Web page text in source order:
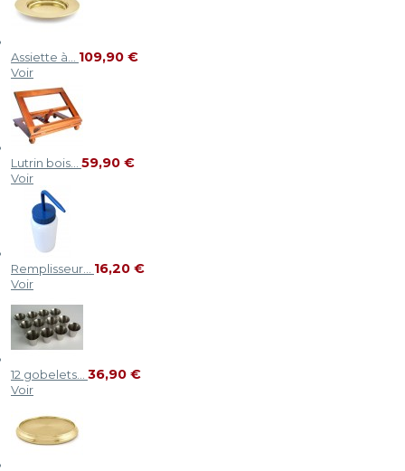
Assiette à... 109,90 €
Voir
Lutrin bois... 59,90 €
Voir
Remplisseur... 16,20 €
Voir
12 gobelets... 36,90 €
Voir